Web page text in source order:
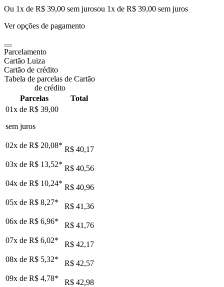
Ou 1x de R$ 39,00 sem jurosou 1x de R$ 39,00 sem juros
Ver opções de pagamento
Parcelamento
Cartão Luiza
Cartão de crédito
Tabela de parcelas de Cartão
de crédito
Parcelas
Total
01x de R$ 39,00
sem juros
02x de R$ 20,08* R$ 40,17
03x de R$ 13,52* R$ 40,56
04x de R$ 10,24* R$ 40,96
05x de R$ 8,27*
R$ 41,36
06x de R$ 6,96*
R$ 41,76
07x de R$ 6,02*
R$ 42,17
08x de R$ 5,32*
R$ 42,57
09x de R$ 4,78*
R$ 42,98